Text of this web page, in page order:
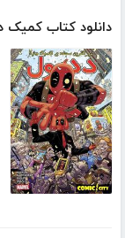
دانلود کتاب کمیک ددپول 2016 - قسمت